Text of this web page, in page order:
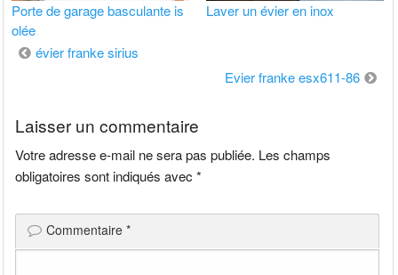
Porte de garage basculante is
olée
Laver un évier en inox
Navigation
évier franke sirius
Evier franke esx611-86
Laisser un commentaire
Votre adresse e-mail ne sera pas publiée. Les champs
obligatoires sont indiqués avec*
Commentaire*